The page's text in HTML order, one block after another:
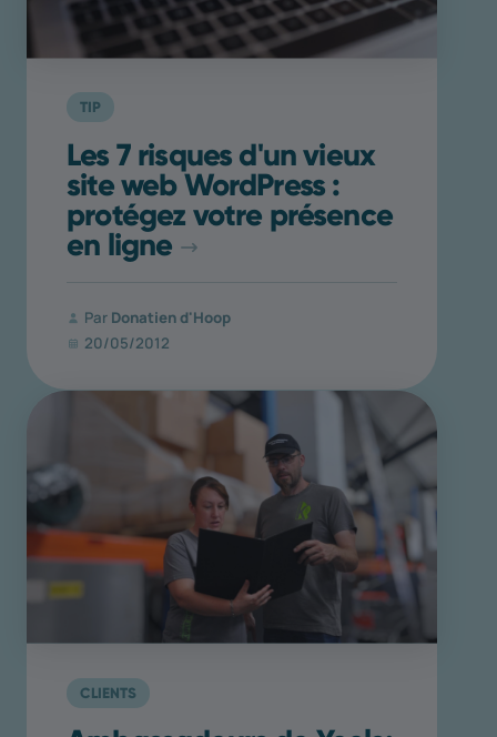
TIP
Les 7 risques d'un vieux
site web WordPress :
protégez votre présence
en ligne
Par Donatien d'Hoop
20/05/2012
CLIENTS